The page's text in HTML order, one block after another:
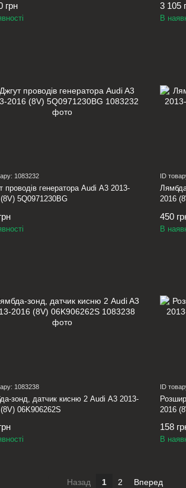
грн 3 105
В
1083232
проводів генератора Audi A3 2013-
5Q0971230BG
ID
2016
450
В
1083238
зонд, датчик кисню 2 Audi A3 2013-
06K906262S
ID
2016
158
В
Назад 1 2 Вперед